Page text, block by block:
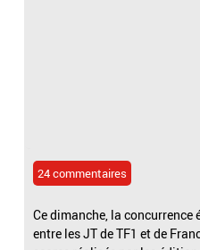
24 commentaires
Ce dimanche, la
entre les JT de TF1 et de